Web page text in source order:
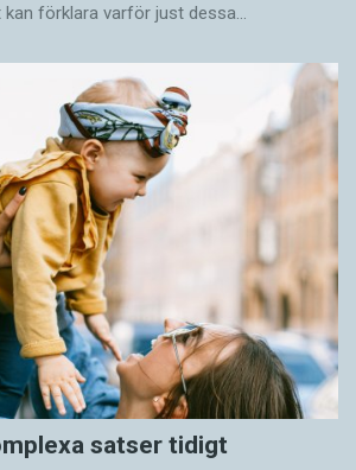
förklara varför just dessa…
satser tidigt